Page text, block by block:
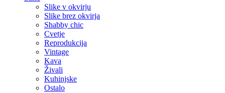
Slike v okvirju
Slike brez okvirja
Shabby chic
Cvetje
Reprodukcija
Vintage
Kava
Živali
Kuhinjske
Ostalo